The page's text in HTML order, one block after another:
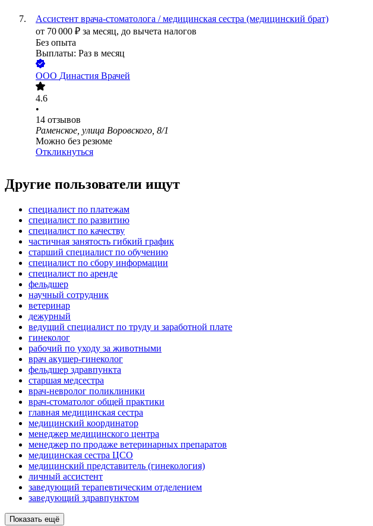
Ассистент врача-стоматолога / медицинская сестра (медицинский брат)
от 70 000 ₽ за месяц, до вычета налогов
Без опыта
Выплаты: Раз в месяц
ООО Династия Врачей
4.6
•
14 отзывов
Раменское, улица Воровского, 8/1
Можно без резюме
Откликнуться
Другие пользователи ищут
специалист по платежам
специалист по развитию
специалист по качеству
частичная занятость гибкий график
старший специалист по обучению
специалист по сбору информации
специалист по аренде
фельдшер
научный сотрудник
ветеринар
дежурный
ведущий специалист по труду и заработной плате
гинеколог
рабочий по уходу за животными
врач акушер-гинеколог
фельдшер здравпункта
старшая медсестра
врач-невролог поликлиники
врач-стоматолог общей практики
главная медицинская сестра
медицинский координатор
менеджер медицинского центра
менеджер по продаже ветеринарных препаратов
медицинская сестра ЦСО
медицинский представитель (гинекология)
личный ассистент
заведующий терапевтическим отделением
заведующий здравпунктом
Показать ещё